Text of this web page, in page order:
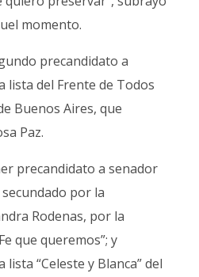
momento.
precandidato a
lista del Frente de Todos
Buenos Aires, que
Paz.
precandidato a senador
por la
Rodenas, por la
que queremos”; y
“Celeste y Blanca” del